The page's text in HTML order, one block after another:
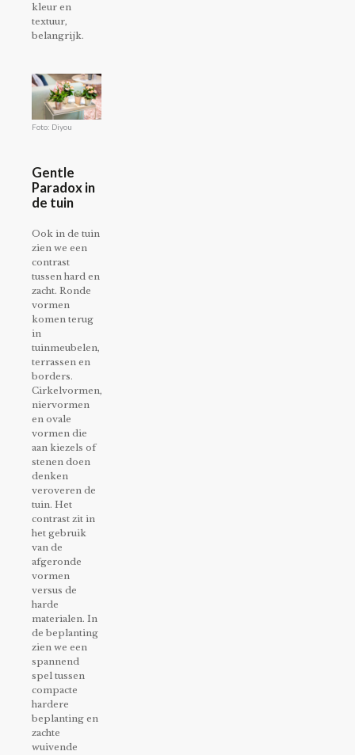
kleur en
textuur,
belangrijk.
Foto: Diyou
Gentle
Paradox in
de tuin
Ook in de tuin
zien we een
contrast
tussen hard en
zacht. Ronde
vormen
komen terug
in
tuinmeubelen,
terrassen en
borders.
Cirkelvormen,
niervormen
en ovale
vormen die
aan kiezels of
stenen doen
denken
veroveren de
tuin. Het
contrast zit in
het gebruik
van de
afgeronde
vormen
versus de
harde
materialen. In
de beplanting
zien we een
spannend
spel tussen
compacte
hardere
beplanting en
zachte
wuivende